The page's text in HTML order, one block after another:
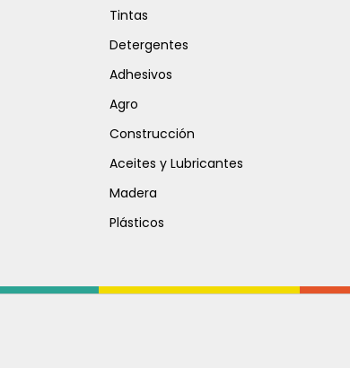
Tintas
Detergentes
Adhesivos
Agro
Construcción
Aceites y Lubricantes
Madera
Plásticos